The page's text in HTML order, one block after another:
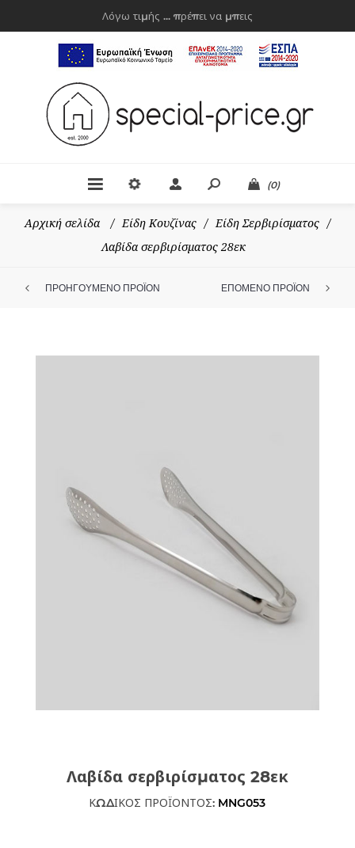
Λόγω τιμής ... πρέπει να μπεις
(0)
Αρχική σελίδα / Είδη Κουζίνας / Είδη Σερβιρίσματος
/
Λαβίδα σερβιρίσματος 28εκ
ΠΡΟΗΓΟΥΜΕΝΟ ΠΡΟΪΟΝ ΕΠΟΜΕΝΟ ΠΡΟΪΟΝ
Λαβίδα σερβιρίσματος 28εκ
ΚΩΔΙΚΟΣ ΠΡΟΪΟΝΤΟΣ: MNG053